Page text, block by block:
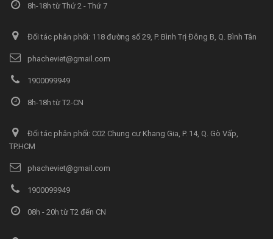
8h-18h từ Thứ 2 - Thứ 7
Đối tác phân phối: 118 đường số 29, P. Bình Trị Đông B, Q. Bình Tân
phacheviet@gmail.com
1900099949
8h-18h từ T2-CN
Đối tác phân phối: C02 Chung cư Khang Gia, P. 14, Q. Gò Vấp,
TP.HCM
phacheviet@gmail.com
1900099949
08h - 20h từ T2 đến CN